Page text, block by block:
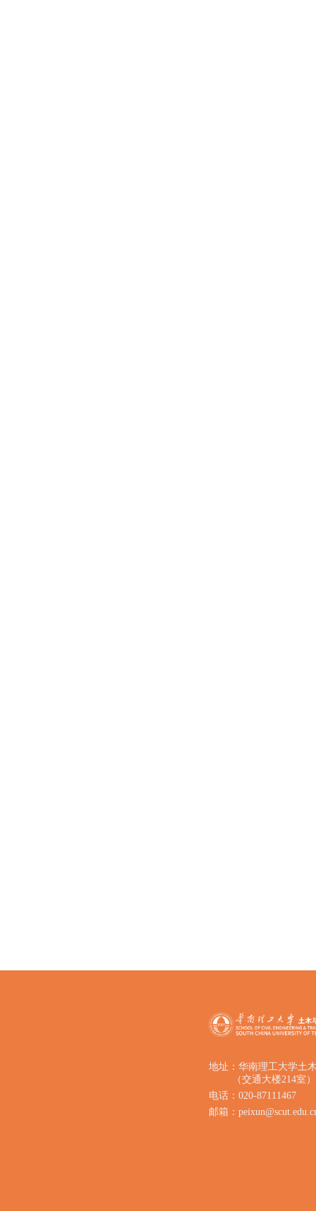
地址：华南理工大学土
（交通大楼214室）
电话：020-87111467
邮箱：